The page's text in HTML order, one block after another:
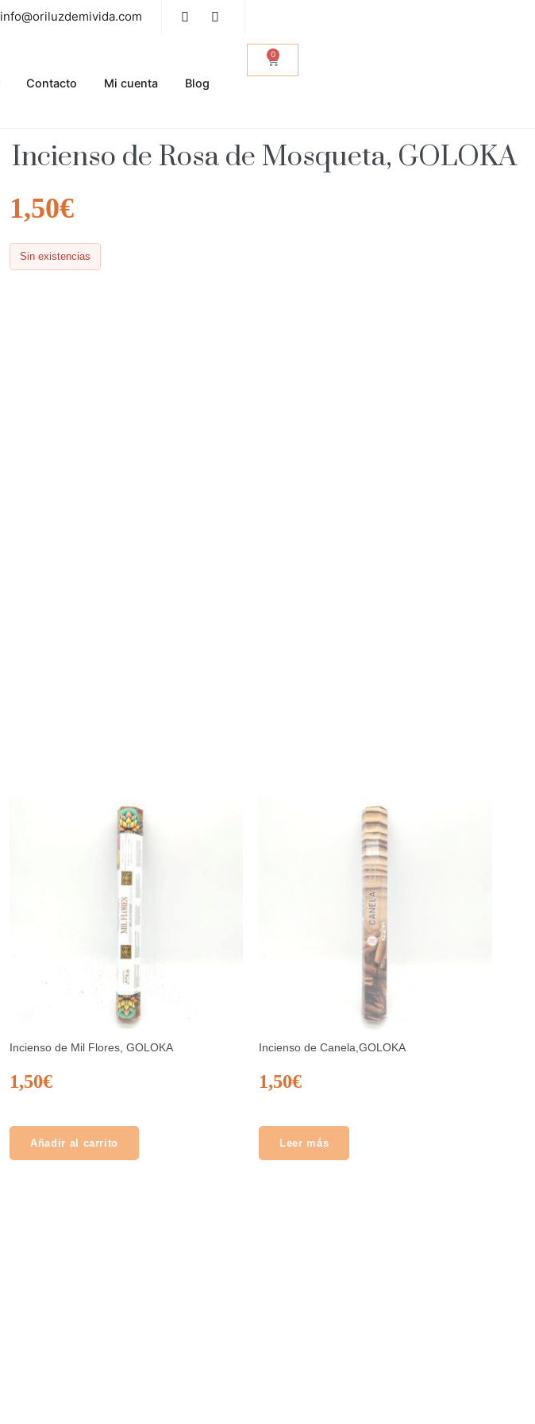
info@oriluzdemivida.com
Contacto Mi cuenta Blog
0
Incienso de Rosa de Mosqueta, GOLOKA
1,50€
Sin existencias
Incienso de Mil Flores, GOLOKA
1,50€
Añadir al carrito
Incienso de Canela,GOLOKA
1,50€
Leer más